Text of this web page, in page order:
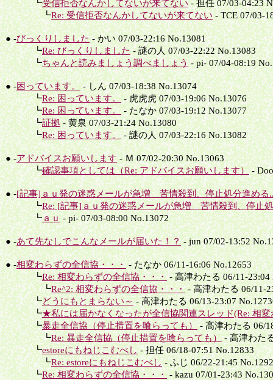
┗受信拒否なんかしてないが来てない- 担任 07/03-04:23
┗Re: 受信拒否なんかしてないが来てない- TCE 07/03-
● -びっくりしました- かい 07/03-22:16 No.13081
┗Re: びっくりしました- 謎の人 07/03-22:22 No.13083
┗ちゃんと読みましょう調べましょう- pi- 07/04-08:19
● -困っています。- しん 07/03-18:38 No.13074
┗Re: 困っています。- 虎虎虎 07/03-19:06 No.13076
┗Re: 困っています。- たなか 07/03-19:12 No.13077
┗証拠- 黄泉 07/03-21:24 No.13080
┗Re: 困っています。- 謎の人 07/03-22:16 No.13082
● -アドバイスお願いします- Ｍ 07/02-20:30 No.13063
┗確認事項としては（Re: アドバイスお願いします）-
● -[記事]ａｕ発の迷惑メールが急増 苦情殺到、停止処分進める
┗Re: [記事]ａｕ発の迷惑メールが急増 苦情殺到、停止
┗ａｕ- pi- 07/03-08:00 No.13072
● -あて先なしでこんなメールが届いた！？- jun 07/02-13:52
● -相変わらずの全信協・・・- たなか 06/11-16:06 No.12653
┗Re: 相変わらずの全信協・・・- 高津わたる 06/11-23:04
┗Re^2: 相変わらずの全信協・・・- 高津わたる 06/11-
┗どうにもとまらない～- 高津わたる 06/13-23:07
┗★私には届かなくなったが全信協関連スレッド(Re: 相変
┗暴走全信協（停止措置を喰らっても）- 高津わたる 06/
┗Re: 暴走全信協（停止措置を喰らっても）- 高津わた
┗estoreにもねじこむべし- 担任 06/18-07:51 No.12833
┗Re: estoreにもねじこむべし- ふじ 06/22-21:45
┗Re: 相変わらずの全信協・・・- kazu 07/01-23:43